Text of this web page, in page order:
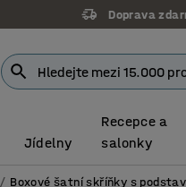
Doprava
Jídelny
Recepce a
salonky
Boxové šatní skříňky s